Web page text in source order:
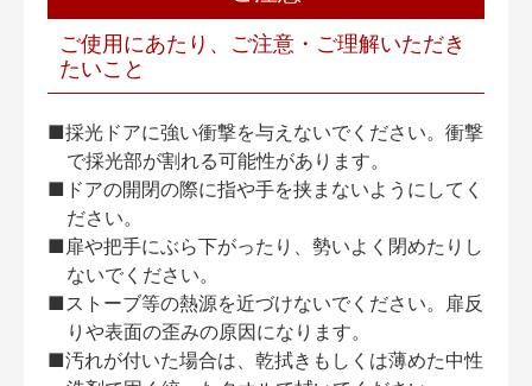
ご使用にあたり、ご注意・ご理解いただき
たいこと
■採光ドアに強い衝撃を与えないでください。衝撃
で採光部が割れる可能性があります。
■ドアの開閉の際に指や手を挟まないようにしてく
ださい。
■扉や把手にぶら下がったり、勢いよく閉めたりし
ないでください。
■ストーブ等の熱源を近づけないでください。扉反
りや表面の歪みの原因になります。
■汚れが付いた場合は、乾拭きもしくは薄めた中性